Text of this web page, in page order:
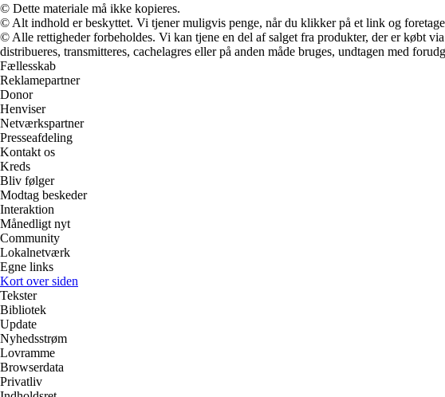
© Dette materiale må ikke kopieres.
© Alt indhold er beskyttet. Vi tjener muligvis penge, når du klikker på et link og
© Alle rettigheder forbeholdes. Vi kan tjene en del af salget fra produkter, der er købt
distribueres, transmitteres, cachelagres eller på anden måde bruges, undtagen med
Fællesskab
Reklamepartner
Donor
Henviser
Netværkspartner
Presseafdeling
Kontakt os
Kreds
Bliv følger
Modtag beskeder
Interaktion
Månedligt nyt
Community
Lokalnetværk
Egne links
Kort over siden
Tekster
Bibliotek
Update
Nyhedsstrøm
Lovramme
Browserdata
Privatliv